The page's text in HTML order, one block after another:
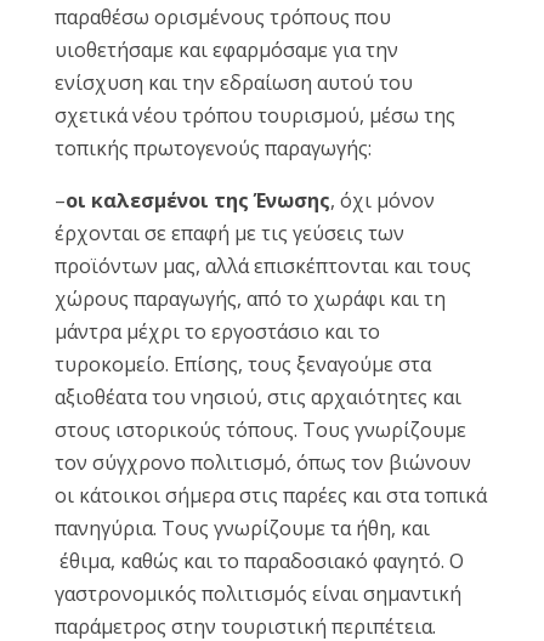
παραθέσω ορισμένους τρόπους που
υιοθετήσαμε και εφαρμόσαμε για την
ενίσχυση και την εδραίωση αυτού του
σχετικά νέου τρόπου τουρισμού, μέσω της
τοπικής πρωτογενούς παραγωγής:
–οι καλεσμένοι της Ένωσης, όχι μόνον
έρχονται σε επαφή με τις γεύσεις των
προϊόντων μας, αλλά επισκέπτονται και τους
χώρους παραγωγής, από το χωράφι και τη
μάντρα μέχρι το εργοστάσιο και το
τυροκομείο. Επίσης, τους ξεναγούμε στα
αξιοθέατα του νησιού, στις αρχαιότητες και
στους ιστορικούς τόπους. Τους γνωρίζουμε
τον σύγχρονο πολιτισμό, όπως τον βιώνουν
οι κάτοικοι σήμερα στις παρέες και στα τοπικά
πανηγύρια. Τους γνωρίζουμε τα ήθη, και
έθιμα, καθώς και το παραδοσιακό φαγητό. Ο
γαστρονομικός πολιτισμός είναι σημαντική
παράμετρος στην τουριστική περιπέτεια.